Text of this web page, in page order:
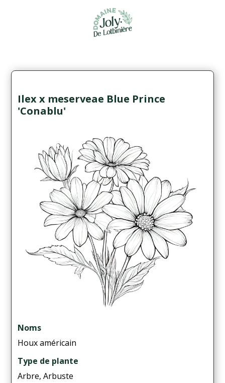
Ilex x meserveae Blue Prince
'Conablu'
Noms
Houx américain
Type de plante
Arbre, Arbuste